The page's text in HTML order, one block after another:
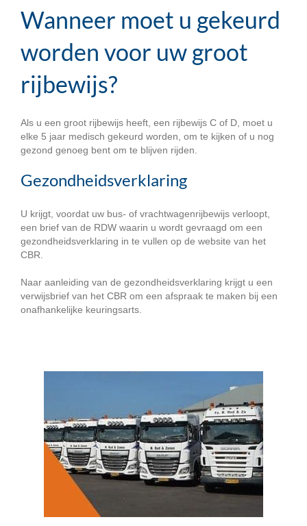
Wanneer moet u gekeurd
worden voor uw groot
rijbewijs?
Als u een groot rijbewijs heeft, een rijbewijs C of D, moet u
elke 5 jaar medisch gekeurd worden, om te kijken of u nog
gezond genoeg bent om te blijven rijden.
Gezondheidsverklaring
U krijgt, voordat uw bus- of vrachtwagenrijbewijs verloopt,
een brief van de RDW waarin u wordt gevraagd om een
gezondheidsverklaring in te vullen op de website van het
CBR.
Naar aanleiding van de gezondheidsverklaring krijgt u een
verwijsbrief van het CBR om een afspraak te maken bij een
onafhankelijke keuringsarts.